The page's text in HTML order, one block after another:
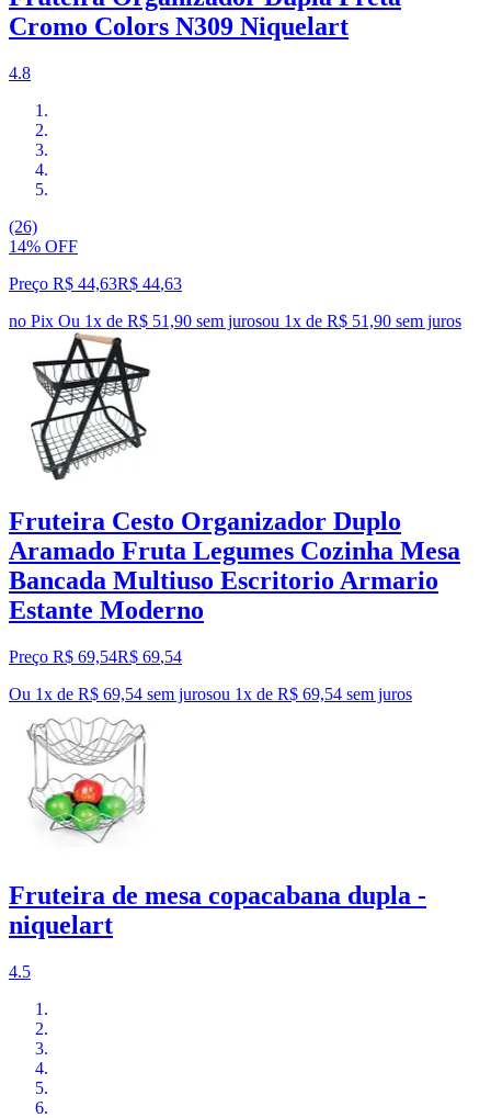
Cromo Colors N309 Niquelart
4.8
(26)
14% OFF
Preço R$ 44,63R$ 44,63
no Pix Ou 1x de R$ 51,90 sem jurosou 1x de R$ 51,90 sem juros
Fruteira Cesto Organizador Duplo
Aramado Fruta Legumes Cozinha Mesa
Bancada Multiuso Escritorio Armario
Estante Moderno
Preço R$ 69,54R$ 69,54
Ou 1x de R$ 69,54 sem jurosou 1x de R$ 69,54 sem juros
Fruteira de mesa copacabana dupla -
niquelart
4.5